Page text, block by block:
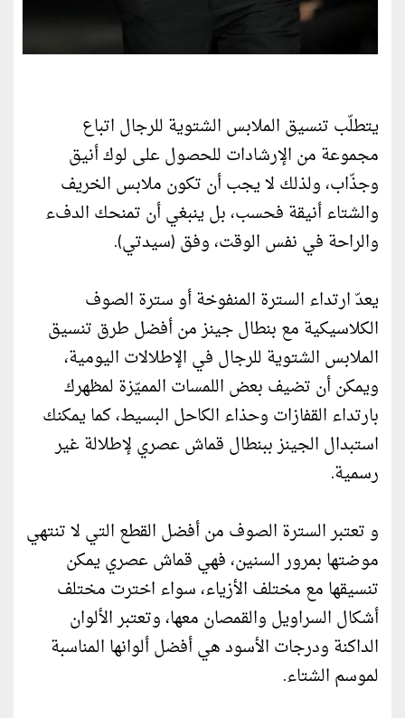
يتطلّب تنسيق الملابس الشتوية للرجال اتباع
مجموعة من الإرشادات للحصول على لوك أنيق
وجذّاب، ولذلك لا يجب أن تكون ملابس الخريف
والشتاء أنيقة فحسب، بل ينبغي أن تمنحك الدفء
والراحة في نفس الوقت، وفق (سيدتي).
يعدّ ارتداء السترة المنفوخة أو سترة الصوف
الكلاسيكية مع بنطال جينز من أفضل طرق تنسيق
الملابس الشتوية للرجال في الإطلالات اليومية،
ويمكن أن تضيف بعض اللمسات المميّزة لمظهرك
بارتداء القفازات وحذاء الكاحل البسيط، كما يمكنك
استبدال الجينز ببنطال قماش عصري لإطلالة غير
رسمية.
و تعتبر السترة الصوف من أفضل القطع التي لا تنتهي
موضتها بمرور السنين، فهي قماش عصري يمكن
تنسيقها مع مختلف الأزياء، سواء اخترت مختلف
أشكال السراويل والقمصان معها، وتعتبر الألوان
الداكنة ودرجات الأسود هي أفضل ألوانها المناسبة
لموسم الشتاء.